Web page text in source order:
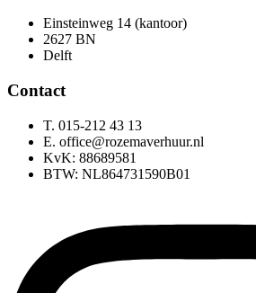
Einsteinweg 14 (kantoor)
2627 BN
Delft
Contact
T. 015-212 43 13
E. office@rozemaverhuur.nl
KvK: 88689581
BTW: NL864731590B01